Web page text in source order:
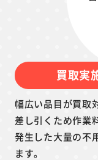
買取実
幅広い品目が買取
差し引くため作業
発生した大量の不
ます。